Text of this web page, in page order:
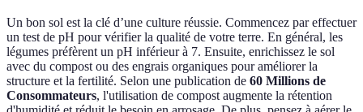
Un bon sol est la clé d’une culture réussie. Commencez par effectuer
un test de pH pour vérifier la qualité de votre terre. En général, les
légumes préfèrent un pH inférieur à 7. Ensuite, enrichissez le sol
avec du compost ou des engrais organiques pour améliorer la
structure et la fertilité. Selon une publication de 60 Millions de
Consommateurs, l'utilisation de compost augmente la rétention